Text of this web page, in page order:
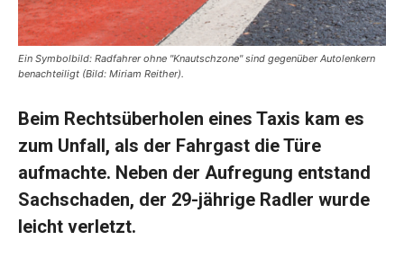
Ein Symbolbild: Radfahrer ohne "Knautschzone" sind gegenüber Autolenkern
benachteiligt (Bild: Miriam Reither).
Beim Rechtsüberholen eines Taxis kam es
zum Unfall, als der Fahrgast die Türe
aufmachte. Neben der Aufregung entstand
Sachschaden, der 29-jährige Radler wurde
leicht verletzt.